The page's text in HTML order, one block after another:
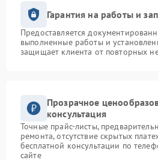
Гарантия на работы и
Предоставляется
выполненные работы и
защищает клиента от повторных
Прозрачное
консультация
Точные прайс-листы,
ремонта, отсутствие скрытых
бесплатной консультации по
сайте